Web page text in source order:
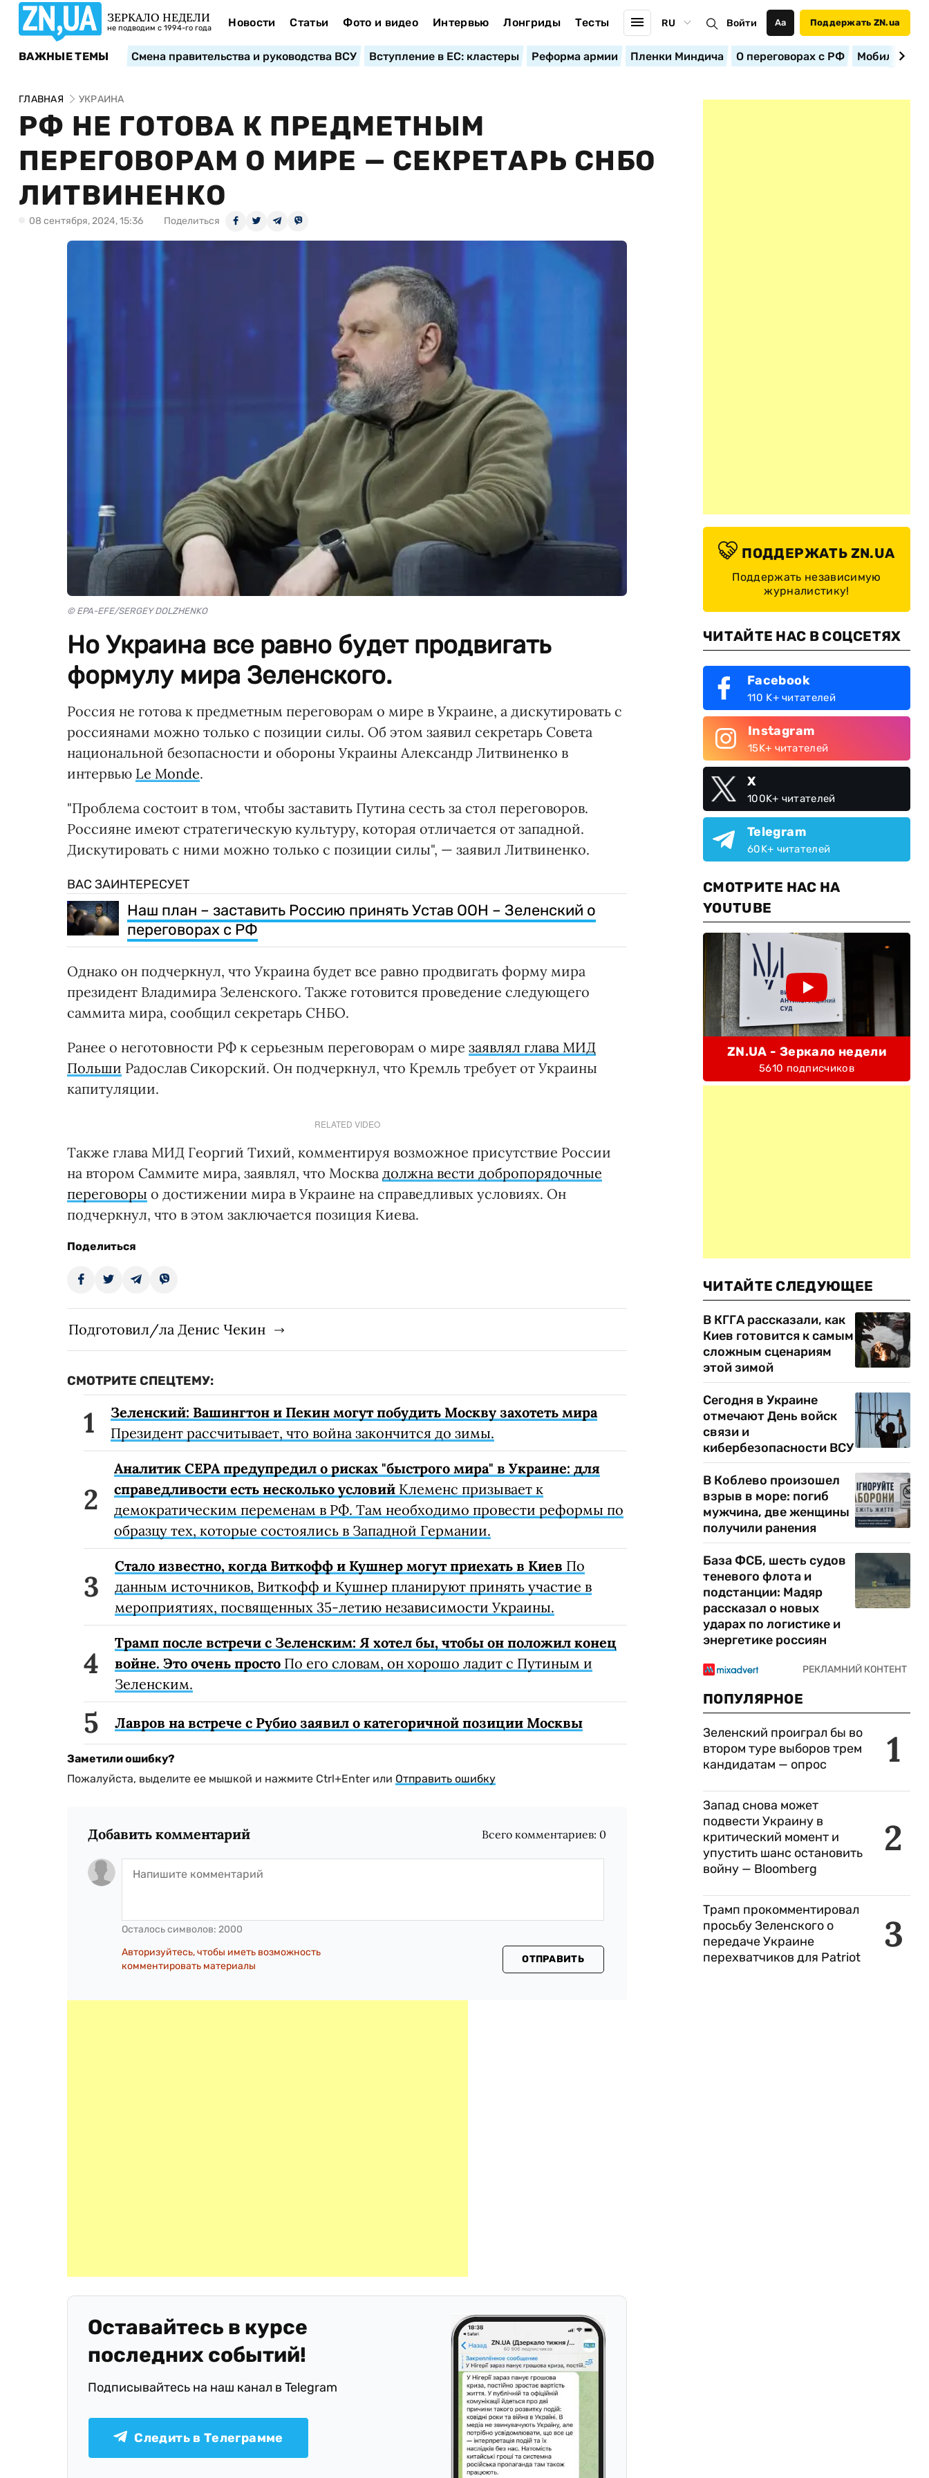
ЗЕРКАЛО НЕДЕЛИ
не подводим с 1994-го года Новости Статьи Фото и видео Интервью Лонгриды Тесты RU Войти Аа Поддержать ZN.ua
ВАЖНЫЕ ТЕМЫ Смена правительства и руководства ВСУ Вступление в ЕС: кластеры Реформа армии Пленки Миндича О переговорах с РФ
ГЛАВНАЯ УКРАИНА
РФ НЕ ГОТОВА К ПРЕДМЕТНЫМ
ПЕРЕГОВОРАМ О МИРЕ — СЕКРЕТАРЬ СНБО
ЛИТВИНЕНКО
08 сентября, 2024, 15:36 Поделиться
© EPA-EFE/SERGEY DOLZHENKO
Но Украина все равно будет продвигать
формулу мира Зеленского.
Россия не готова к предметным переговорам о мире в Украине, а дискутировать с
россиянами можно только с позиции силы. Об этом заявил секретарь Совета
национальной безопасности и обороны Украины Александр Литвиненко в
интервью Le Monde.
"Проблема состоит в том, чтобы заставить Путина сесть за стол переговоров.
Россияне имеют стратегическую культуру, которая отличается от западной.
Дискутировать с ними можно только с позиции силы", — заявил Литвиненко.
ВАС ЗАИНТЕРЕСУЕТ
Наш план – заставить Россию принять Устав ООН – Зеленский о
переговорах с РФ
Однако он подчеркнул, что Украина будет все равно продвигать форму мира
президент Владимира Зеленского. Также готовится проведение следующего
саммита мира, сообщил секретарь СНБО.
Ранее о неготовности РФ к серьезным переговорам о мире заявлял глава МИД
Польши Радослав Сикорский. Он подчеркнул, что Кремль требует от Украины
капитуляции.
RELATED VIDEO
Также глава МИД Георгий Тихий, комментируя возможное присутствие России
на втором Саммите мира, заявлял, что Москва должна вести добропорядочные
переговоры о достижении мира в Украине на справедливых условиях. Он
подчеркнул, что в этом заключается позиция Киева.
Поделиться
Подготовил/ла Денис Чекин
СМОТРИТЕ СПЕЦТЕМУ:
Зеленский: Вашингтон и Пекин могут побудить Москву захотеть мира
Президент рассчитывает, что война закончится до зимы.
Аналитик CEPA предупредил о рисках "быстрого мира" в Украине: для
справедливости есть несколько условий Клеменс призывает к
демократическим переменам в РФ. Там необходимо провести реформы по
образцу тех, которые состоялись в Западной Германии.
Стало известно, когда Виткофф и Кушнер могут приехать в Киев По
данным источников, Виткофф и Кушнер планируют принять участие в
мероприятиях, посвященных 35-летию независимости Украины.
Трамп после встречи с Зеленским: Я хотел бы, чтобы он положил конец
войне. Это очень просто По его словам, он хорошо ладит с Путиным и
Зеленским.
Лавров на встрече с Рубио заявил о категоричной позиции Москвы
Заметили ошибку?
Пожалуйста, выделите ее мышкой и нажмите Ctrl+Enter или Отправить ошибку
Добавить комментарий Всего комментариев: 0
Осталось символов: 2000
Авторизуйтесь, чтобы иметь возможность
комментировать материалы
ОТПРАВИТЬ
Оставайтесь в курсе
последних событий!
Подписывайтесь на наш канал в Telegram
Следить в Телеграмме
ПОДДЕРЖАТЬ ZN.UA
Поддержать независимую
журналистику!
ЧИТАЙТЕ НАС В СОЦСЕТЯХ
Facebook
110 K+ читателей
Instagram
15K+ читателей
X
100K+ читателей
Telegram
60K+ читателей
СМОТРИТЕ НАС НА
YOUTUBE
ZN.UA - Зеркало недели
5610 подписчиков
ЧИТАЙТЕ СЛЕДУЮЩЕЕ
В КГГА рассказали, как
Киев готовится к самым
сложным сценариям
этой зимой
Сегодня в Украине
отмечают День войск
связи и
кибербезопасности ВСУ
В Коблево произошел
взрыв в море: погиб
мужчина, две женщины
получили ранения
База ФСБ, шесть судов
теневого флота и
подстанции: Мадяр
рассказал о новых
ударах по логистике и
энергетике россиян
ПОПУЛЯРНОЕ
1
Зеленский проиграл бы во
втором туре выборов трем
кандидатам — опрос
2
Запад снова может
подвести Украину в
критический момент и
упустить шанс остановить
войну — Bloomberg
3
Трамп прокомментировал
просьбу Зеленского о
передаче Украине
перехватчиков для Patriot